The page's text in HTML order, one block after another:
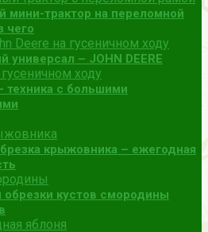
мини-трактор на переломной
чего
универсал – JOHN DEERE
техника с большими
крыжовника – ежегодная
обрезки кустов смородины